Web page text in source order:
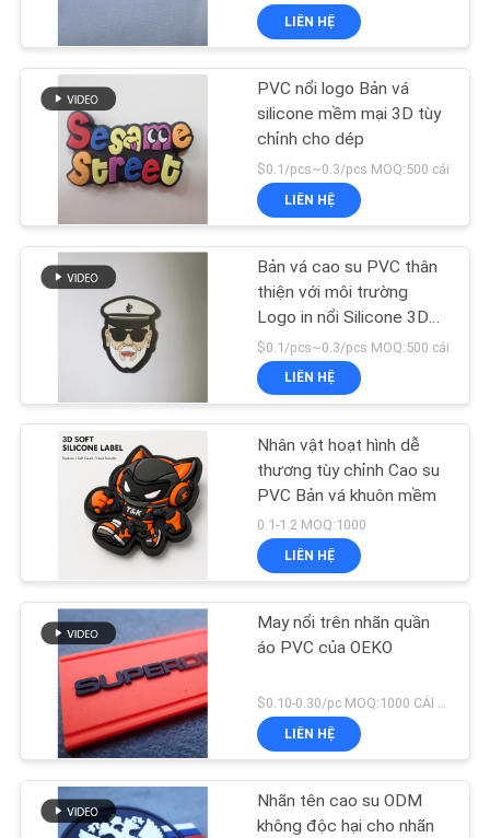
SƠ
ĐỒ
TRANG
PRIVACY
POLICY
Bản vá quần áo tùy
chỉnh
92
Bản vá da nổi
44
Thẻ Swing may mặc
LIÊN HỆ
PVC nổi logo Bản vá
silicone mềm mại 3D tùy
chỉnh cho dép
$0.1/pcs~0.3/pcs MOQ:500 cái
LIÊN HỆ
Bản vá cao su PVC thân
thiện với môi trường
Logo in nổi Silicone 3D
mềm
$0.1/pcs~0.3/pcs MOQ:500 cái
LIÊN HỆ
Nhân vật hoạt hình dễ
thương tùy chỉnh Cao su
PVC Bản vá khuôn mềm
0.1-1.2 MOQ:1000
LIÊN HỆ
May nổi trên nhãn quần
áo PVC của OEKO
$0.10-0.30/pc MOQ:1000 CÁI / ĐẶT HÀNG
LIÊN HỆ
Nhãn tên cao su ODM
không độc hại cho nhãn